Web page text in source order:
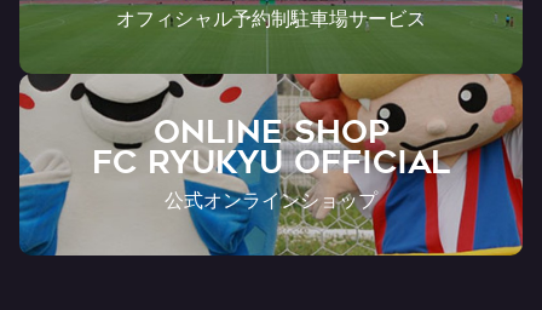
オフィシャル予約制駐車場サービス
ONLINE SHOP
FC RYUKYU OFFICIAL
公式オンラインショップ